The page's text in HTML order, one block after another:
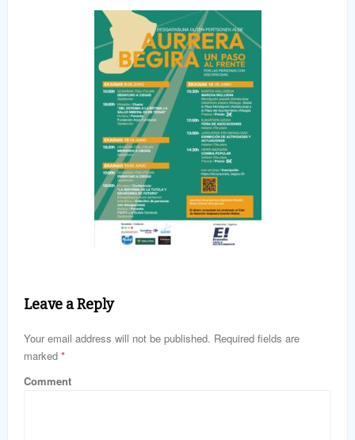
Leave a Reply
Your email address will not be published. Required fields are
marked *
Comment